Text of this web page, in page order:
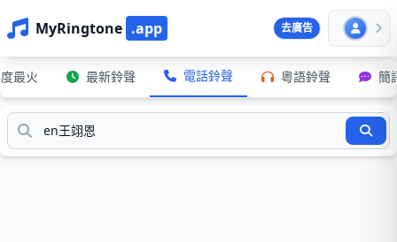
MyRingtone .app 去廣告
最火 最新鈴聲 電話鈴聲 粵語鈴聲 簡